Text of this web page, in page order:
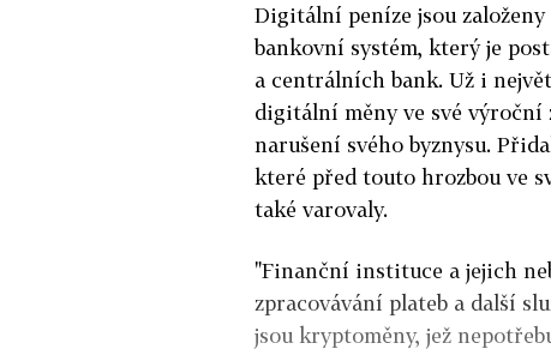
Digitální peníze jsou
bankovní systém, který je
a centrálních bank. Už i
digitální měny ve své výroční
narušení svého byznysu.
které před touto hrozbou ve
také varovaly.
"Finanční instituce a jejich
zpracovávání plateb a další
jsou kryptoměny, jež